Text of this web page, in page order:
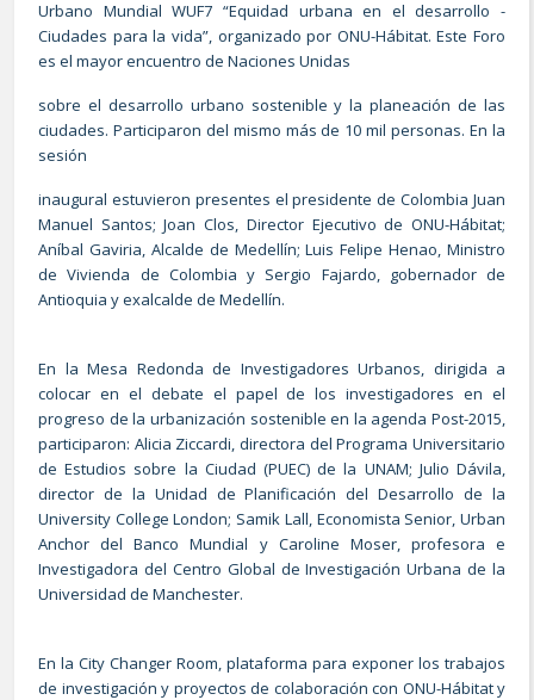
Urbano Mundial WUF7 “Equidad urbana en el desarrollo -
Ciudades para la vida”, organizado por ONU-Hábitat. Este Foro
es el mayor encuentro de Naciones Unidas
sobre el desarrollo urbano sostenible y la planeación de las
ciudades. Participaron del mismo más de 10 mil personas. En la
sesión
inaugural estuvieron presentes el presidente de Colombia Juan
Manuel Santos; Joan Clos, Director Ejecutivo de ONU-Hábitat;
Aníbal Gaviria, Alcalde de Medellín; Luis Felipe Henao, Ministro
de Vivienda de Colombia y Sergio Fajardo, gobernador de
Antioquia y exalcalde de Medellín.
En la Mesa Redonda de Investigadores Urbanos, dirigida a
colocar en el debate el papel de los investigadores en el
progreso de la urbanización sostenible en la agenda Post-2015,
participaron: Alicia Ziccardi, directora del Programa Universitario
de Estudios sobre la Ciudad (PUEC) de la UNAM; Julio Dávila,
director de la Unidad de Planificación del Desarrollo de la
University College London; Samik Lall, Economista Senior, Urban
Anchor del Banco Mundial y Caroline Moser, profesora e
Investigadora del Centro Global de Investigación Urbana de la
Universidad de Manchester.
En la City Changer Room, plataforma para exponer los trabajos
de investigación y proyectos de colaboración con ONU-Hábitat y